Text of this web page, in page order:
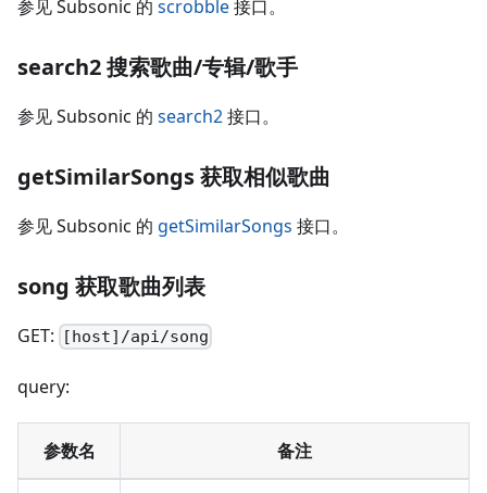
参见 Subsonic 的 scrobble接口。
search2 搜索歌曲/专辑/歌手
参见 Subsonic 的 search2接口。
getSimilarSongs 获取相似歌曲
参见 Subsonic 的 getSimilarSongs 接口。
song 获取歌曲列表
GET: [host]/api/song
query:
参数名 备注